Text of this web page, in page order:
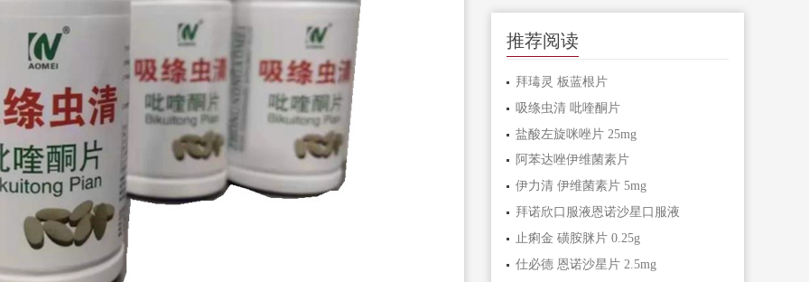
推荐阅读
拜瑇灵 板蓝根片
吸绦虫清 吡喹酮片
盐酸左旋咪唑片 25mg
阿苯达唑伊维菌素片
伊力清 伊维菌素片 5mg
拜诺欣口服液恩诺沙星口服液
止痢金 磺胺脒片 0.25g
仕必德 恩诺沙星片 2.5mg